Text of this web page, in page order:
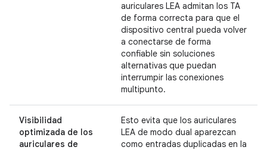
auriculares LEA admitan los TA
de forma correcta para que el
dispositivo central pueda volver
a conectarse de forma
confiable sin soluciones
alternativas que puedan
interrumpir las conexiones
multipunto.
Visibilidad
optimizada de los
auriculares de
Esto evita que los auriculares
LEA de modo dual aparezcan
como entradas duplicadas en la